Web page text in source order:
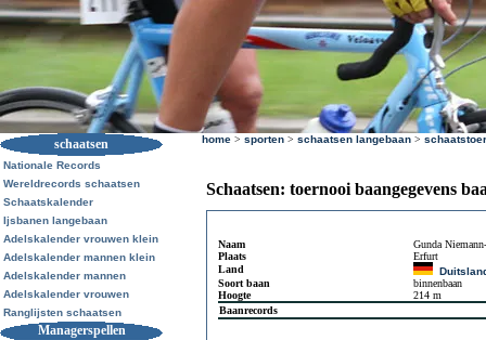
schaatsen
Nationale Records
Wereldrecords schaatsen
Schaatskalender
Ijsbanen langebaan
Adelskalender vrouwen klein
Adelskalender mannen klein
Adelskalender mannen
Adelskalender vrouwen
Ranglijsten schaatsen
Managerspellen
home > sporten > schaatsen langebaan >
Schaatsen: toernooi baangegevens
Naam
Gunda
Plaats
Erfurt
Land
Soort baan
binnenbaan
Hoogte
214 m
Baanrecords